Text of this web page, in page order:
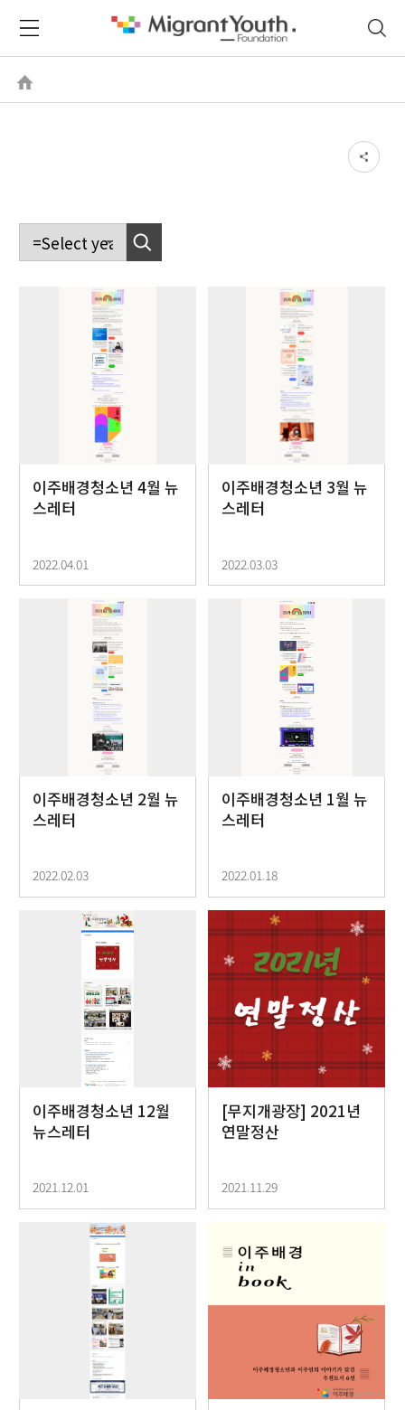
이주배경청소년 4월 뉴
스레터
2022.04.01
이주배경청소년 3월 뉴
스레터
2022.03.03
이주배경청소년 2월 뉴
스레터
2022.02.03
이주배경청소년 1월 뉴
스레터
2022.01.18
이주배경청소년 12월
뉴스레터
2021.12.01
[무지개광장] 2021년
연말정산
2021.11.29